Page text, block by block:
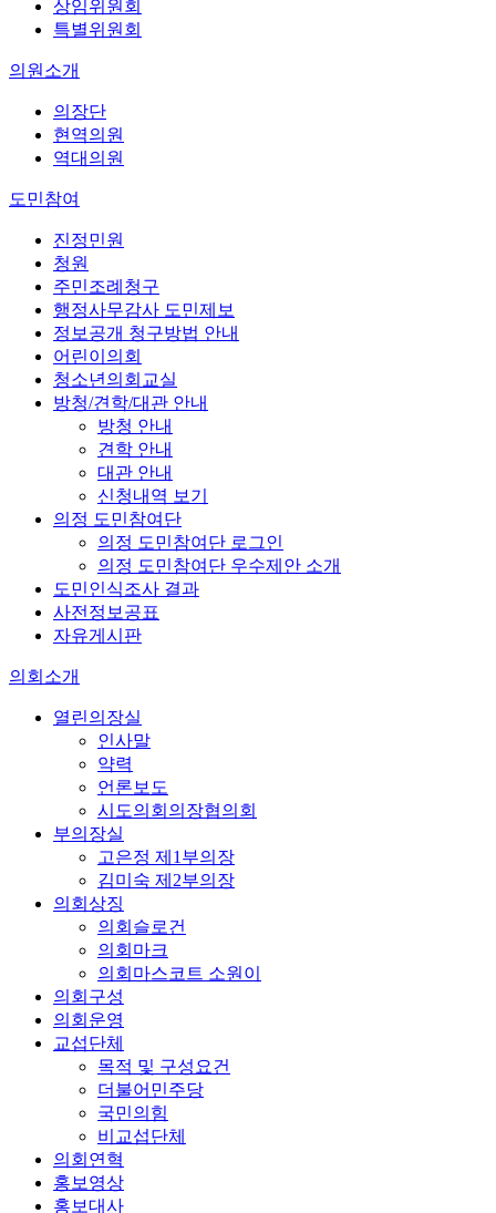
상임위원회
특별위원회
의원소개
의장단
현역의원
역대의원
도민참여
진정민원
청원
주민조례청구
행정사무감사 도민제보
정보공개 청구방법 안내
어린이의회
청소년의회교실
방청/견학/대관 안내
방청 안내
견학 안내
대관 안내
신청내역 보기
의정 도민참여단
의정 도민참여단 로그인
의정 도민참여단 우수제안 소개
도민인식조사 결과
사전정보공표
자유게시판
의회소개
열린의장실
인사말
약력
언론보도
시도의회의장협의회
부의장실
고은정 제1부의장
김미숙 제2부의장
의회상징
의회슬로건
의회마크
의회마스코트 소원이
의회구성
의회운영
교섭단체
목적 및 구성요건
더불어민주당
국민의힘
비교섭단체
의회연혁
홍보영상
홍보대사